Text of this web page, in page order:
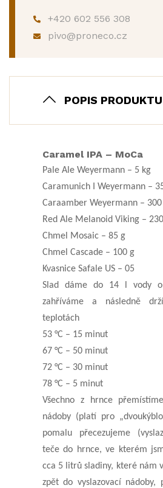
+420 602 556 308
pivo@proneco.cz
POPIS PRODUKTU
Caramel IPA – MoCa
Pale Ale Weyermann – 5 kg
Caramunich I Weyermann –
Caraamber Weyermann –
Red Ale Melanoid Viking –
Chmel Mosaic – 85 g
Chmel Cascade – 100 g
Kvasnice Safale US – 05
Slad dáme do 14 l vody o
zahříváme a následně
teplotách
53 °C – 15 minut
67 °C – 50 minut
72 °C – 30 minut
78 °C – 5 minut
Všechno z hrnce
nádoby (platí pro
pomalu přecezujeme
teče do hrnce, ve kterém
cca 5 litrů sladiny, které nám
zpět do vyslazovací nádoby,